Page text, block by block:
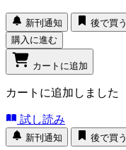
新刊通知
後で買う
購入に進む
カートに追加
カートに追加しました
試し読み
新刊通知 後で買う